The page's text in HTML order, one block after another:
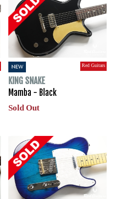
NEW Red Guitars
KING SNAKE
Mamba - Black
Sold Out